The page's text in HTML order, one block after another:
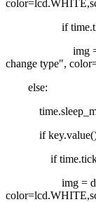
if
img =
change type",
else:
if key.value()
if
img =